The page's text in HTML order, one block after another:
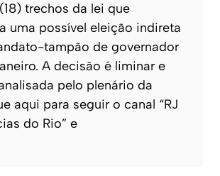
trechos da lei que
uma possível eleição indireta
tampão de governador
A decisão é liminar e
pelo plenário da
aqui para seguir o canal “RJ
do Rio” e